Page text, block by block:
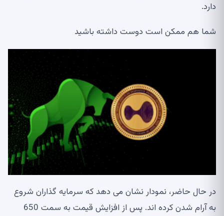
دارد.
شما هم ممکن است دوست داشته باشید
در حال حاضر، نمودار نشان می دهد که سرمایه گذاران شروع
به آرام شدن کرده اند. پس از افزایش قیمت به سمت 650